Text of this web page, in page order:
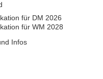
für DM 2026
für WM 2028
Infos